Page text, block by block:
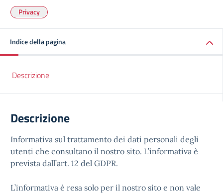
Privacy
Indice della pagina
Descrizione
Descrizione
Informativa sul trattamento dei dati personali degli
utenti che consultano il nostro sito. L’informativa è
prevista dall’art. 12 del GDPR.
L’informativa è resa solo per il nostro sito e non vale